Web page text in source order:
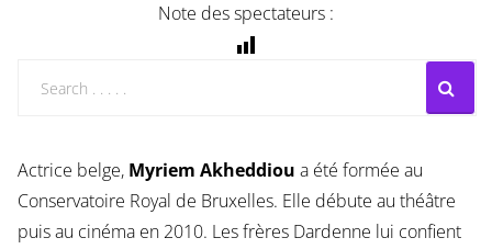
Note des spectateurs :
Actrice belge, Myriem Akheddiou a été formée au
Conservatoire Royal de Bruxelles. Elle débute au théâtre
puis au cinéma en 2010. Les frères Dardenne lui confient